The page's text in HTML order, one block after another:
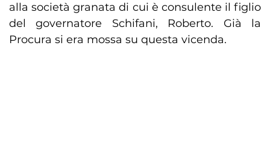
alla società granata di cui è consulente il figlio
del governatore Schifani, Roberto. Già la
Procura si era mossa su questa vicenda.